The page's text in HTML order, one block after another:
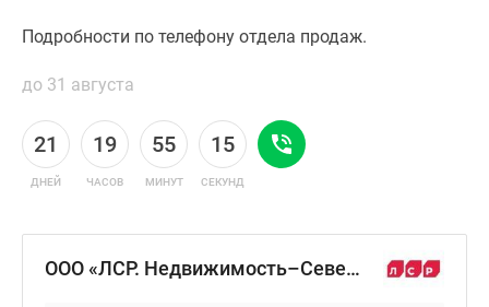
Подробности по телефону отдела продаж.
до 31 августа
21
ДНЕЙ
19
ЧАСОВ
55
МИНУТ
14
СЕКУНД
ООО «ЛСР. Недвижимость–Северо-Запад»